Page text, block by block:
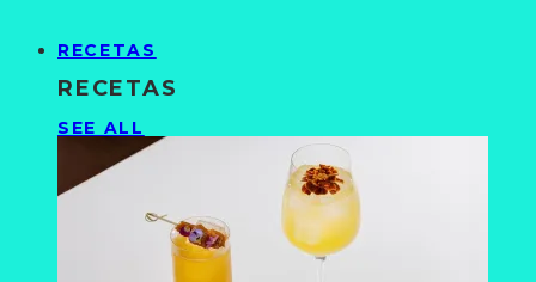
RECETAS
RECETAS
SEE ALL